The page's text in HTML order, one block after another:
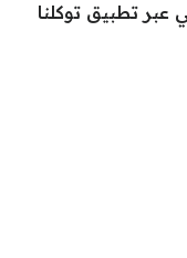
تطبيق توكلنا